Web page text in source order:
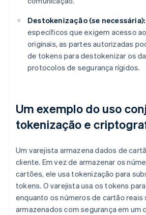
Destokenização (se necessária):
específicos que exigem acesso
originais, as partes autorizadas
de tokens para destokenizar os
protocolos de segurança rígidos.
Um exemplo do uso
tokenização e
Um varejista armazena dados de
cliente. Em vez de armazenar os
cartões, ele usa tokenização para
tokens. O varejista usa os tokens
enquanto os números de cartão reais
armazenados com segurança em um